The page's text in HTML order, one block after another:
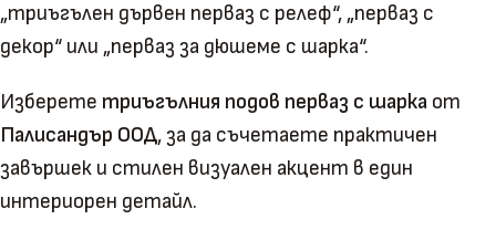
„триъгълен дървен перваз с релеф“, „перваз с
декор“ или „перваз за дюшеме с шарка“.
Изберете триъгълния подов перваз с шарка от
Палисандър ООД, за да съчетаете практичен
завършек и стилен визуален акцент в един
интериорен детайл.